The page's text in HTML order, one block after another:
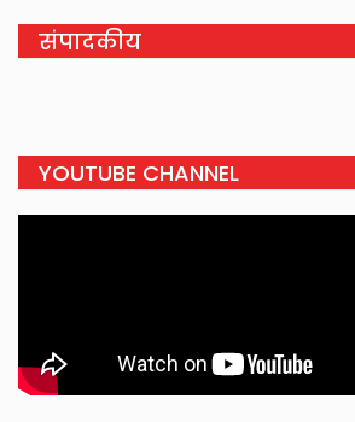
संपादकीय
YOUTUBE CHANNEL